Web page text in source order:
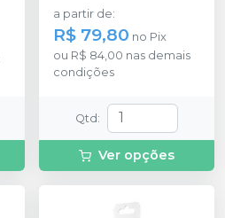
a partir de:
R$ 79,80 no Pix
ou R$ 84,00 nas demais
condições
Qtd :
Ver opções